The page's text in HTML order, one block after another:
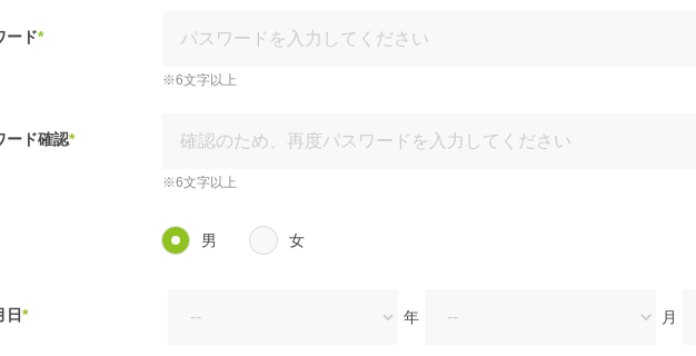
ード*
※6文字以上
ード確認*
※6文字以上
男 女
日* 年 月